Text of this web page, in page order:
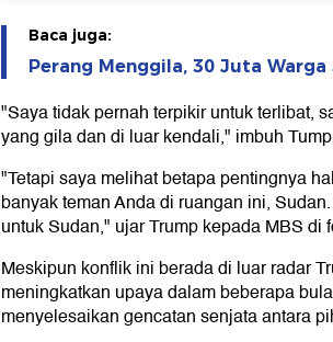
Baca juga:
Perang Menggila, 30 Juta
"Saya tidak pernah terpikir untuk terlibat,
yang gila dan di luar kendali," imbuh
"Tetapi saya melihat betapa pentingnya
banyak teman Anda di ruangan ini,
untuk Sudan," ujar Trump kepada MBS di
Meskipun konflik ini berada di luar radar
meningkatkan upaya dalam beberapa
menyelesaikan gencatan senjata antara